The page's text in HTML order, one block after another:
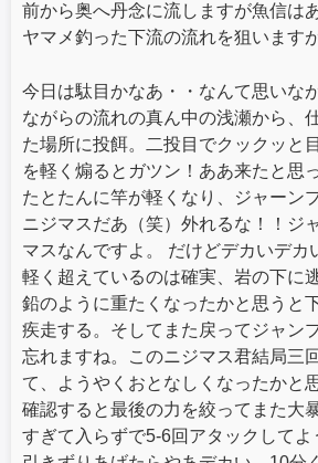
前から奥へ丹念に流しますが魚信は
ヤマメ釣った下流の流れを狙います
今日は駄目かなあ・・なんて思いな
ながらの流れの真ん中の浅瀬から、
た場所に投餌。二投目でクックッと
を軽く煽るとガツン！ああ来たと思
たとたんに竿が軽くなり、ジャーン
ニジマスだあ（笑）外れるな！！ジ
マスなんですよ。 だけどデカいデカ
軽く超えているのは確実、岩の下に
鉛のように重たくなったかと思うと
疾走する。そしてまた戻ってジャン
忘れますね。このニジマス君結局三
て、ようやくおとなしくなったかと
確認すると最後の力を絞ってまた大
すぎて入らずで5-6回アタックしてよ